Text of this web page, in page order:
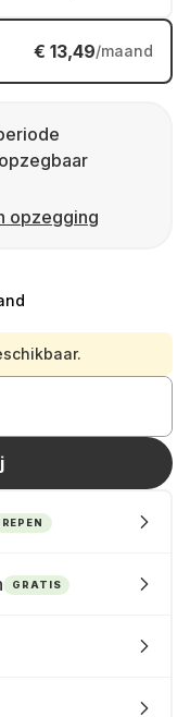
€ 13,49/maand
opzegging
GRATIS